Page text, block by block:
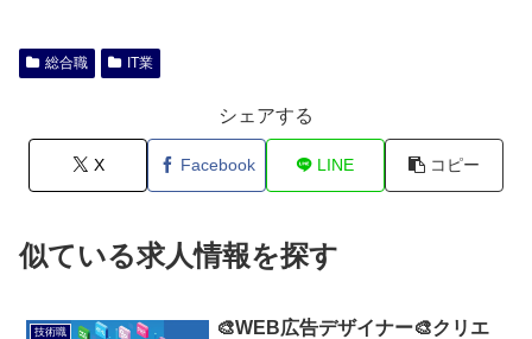
総合職 IT業
シェアする
X Facebook LINE コピー
似ている求人情報を探す
技術職
🎨WEB広告デザイナー🎨クリエ